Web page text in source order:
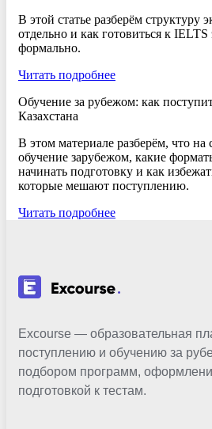
В этой статье разберём структуру
отдельно и как готовиться к
формально.
Читать подробнее
Обучение за рубежом: как
Казахстана
В этом материале разберём, что на
обучение зарубежом, какие
начинать подготовку и как
которые мешают поступлению.
Читать подробнее
Excourse — образовательная
поступлению и обучению за
подбором программ,
подготовкой к тестам.